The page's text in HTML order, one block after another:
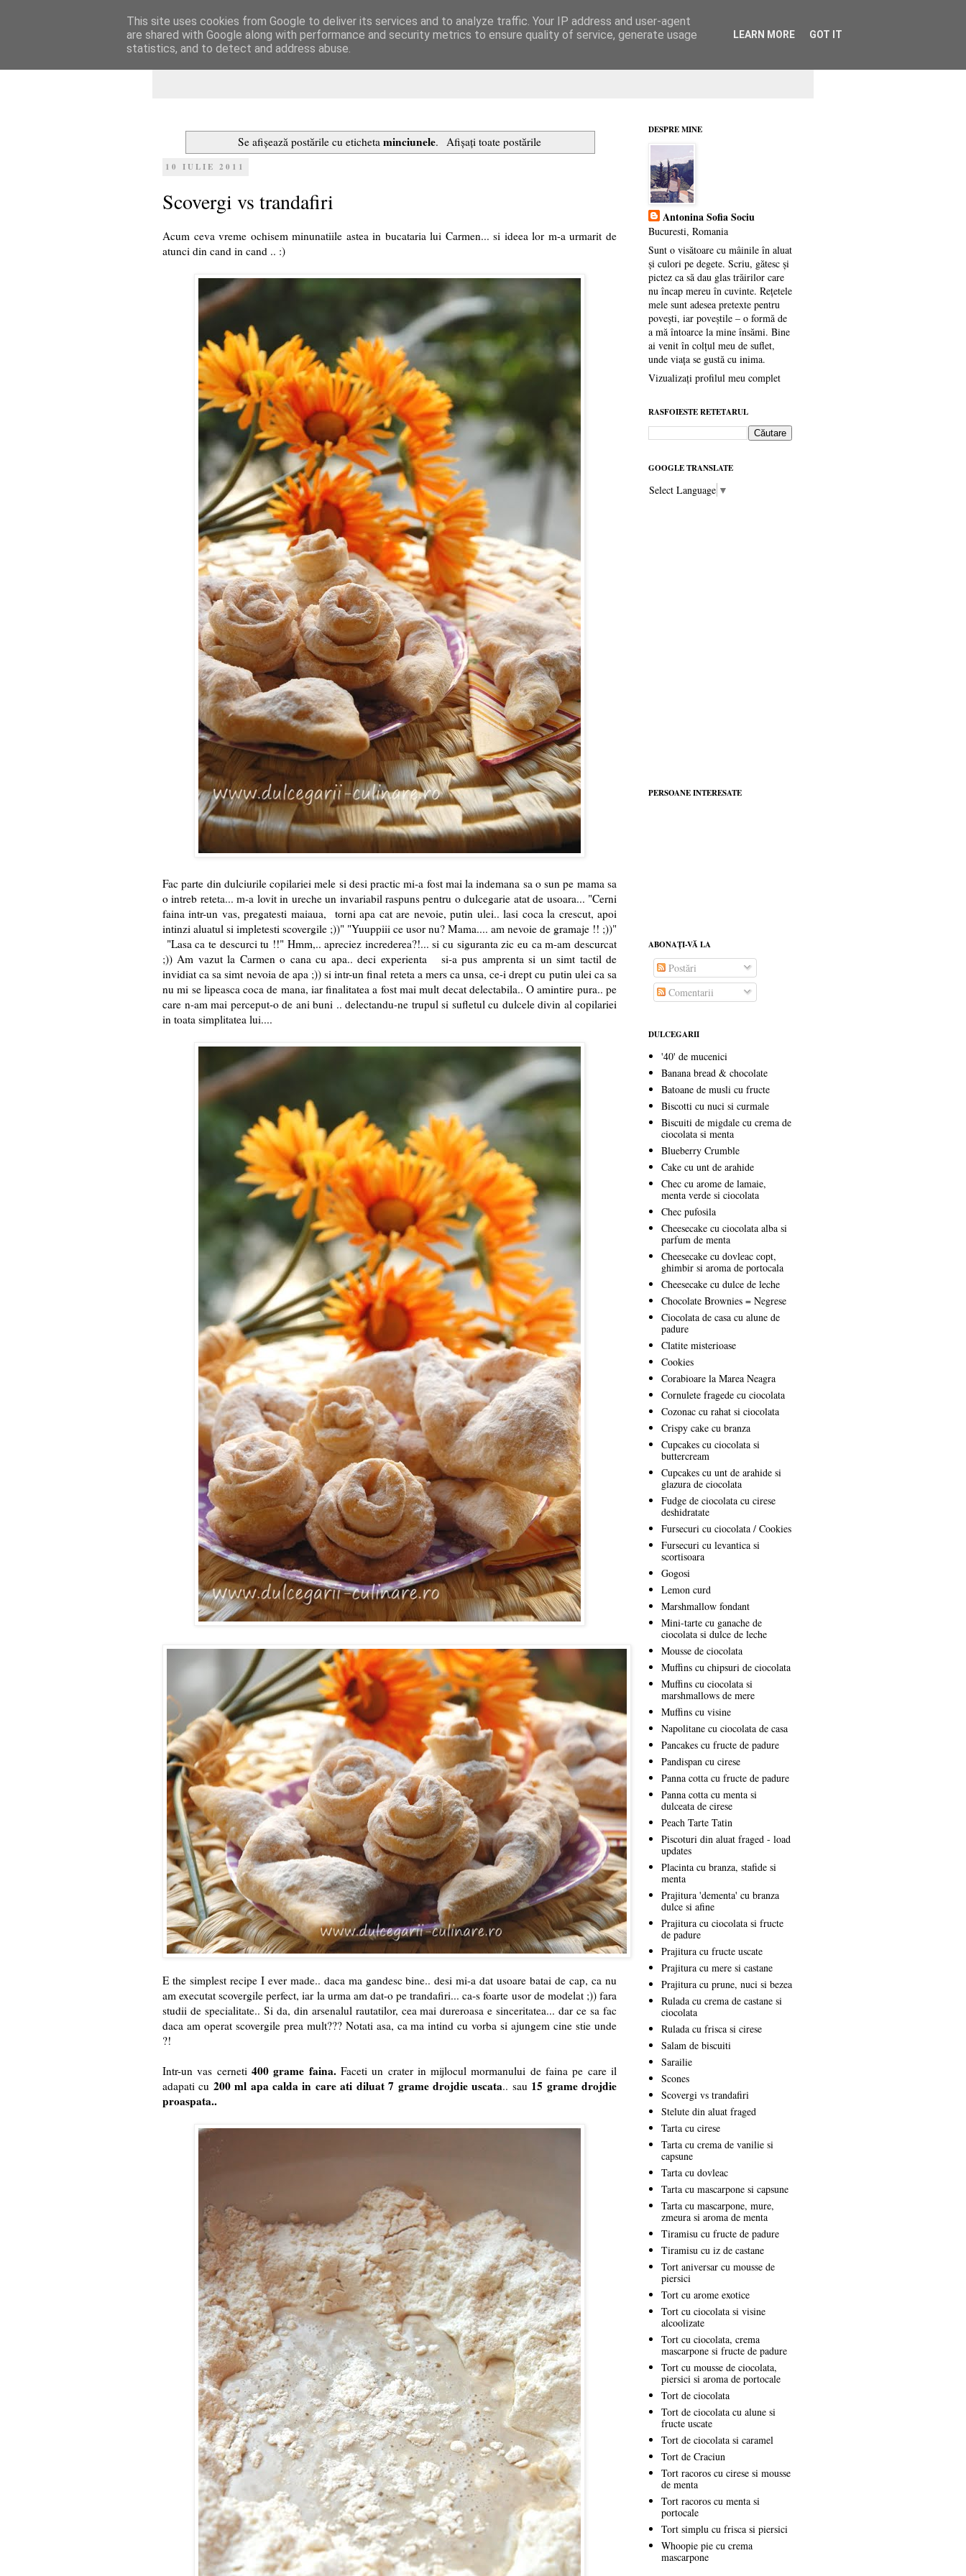
Dulcegarii culinare
Se afișează postările cu etichetaminciunele. Afișați toate postările
10 IULIE 2011
Scovergi vs trandafiri
Acum ceva vreme ochisem minunatiile astea in bucataria lui Carmen... si ideea lor m-a urmarit de
atunci din cand in cand .. :)
Fac parte din dulciurile copilariei mele si desi practic mi-a fost mai la indemana sa o sun pe mama sa
o intreb reteta... m-a lovit in ureche un invariabil raspuns pentru o dulcegarie atat de usoara... "Cerni
faina intr-un vas, pregatesti maiaua, torni apa cat are nevoie, putin ulei.. lasi coca la crescut, apoi
intinzi aluatul si impletesti scovergile ;))" "Yuuppiii ce usor nu? Mama.... am nevoie de gramaje !! ;))"
"Lasa ca te descurci tu !!" Hmm,.. apreciez increderea?!... si cu siguranta zic eu ca m-am descurcat
;)) Am vazut la Carmen o cana cu apa.. deci experienta si-a pus amprenta si un simt tactil de
invidiat ca sa simt nevoia de apa ;)) si intr-un final reteta a mers ca unsa, ce-i drept cu putin ulei ca sa
nu mi se lipeasca coca de mana, iar finalitatea a fost mai mult decat delectabila.. O amintire pura.. pe
care n-am mai perceput-o de ani buni .. delectandu-ne trupul si sufletul cu dulcele divin al copilariei
in toata simplitatea lui....
E the simplest recipe I ever made.. daca ma gandesc bine.. desi mi-a dat usoare batai de cap, ca nu
am executat scovergile perfect, iar la urma am dat-o pe trandafiri... ca-s foarte usor de modelat ;)) fara
studii de specialitate.. Si da, din arsenalul rautatilor, cea mai dureroasa e sinceritatea... dar ce sa fac
daca am operat scovergile prea mult??? Notati asa, ca ma intind cu vorba si ajungem cine stie unde
?!
Intr-un vas cerneti 400 grame faina. Faceti un crater in mijlocul mormanului de faina pe care il
adapati cu 200 ml apa calda in care ati diluat 7 grame drojdie uscata.. sau 15 grame drojdie
proaspata..
DESPRE MINE
Antonina Sofia Sociu
Bucuresti, Romania
Sunt o visătoare cu mâinile în aluat
și culori pe degete. Scriu, gătesc și
pictez ca să dau glas trăirilor care
nu încap mereu în cuvinte. Rețetele
mele sunt adesea pretexte pentru
povești, iar poveștile – o formă de
a mă întoarce la mine însămi. Bine
ai venit în colțul meu de suflet,
unde viața se gustă cu inima.
Vizualizați profilul meu complet
RASFOIESTE RETETARUL
GOOGLE TRANSLATE
Select Language ▼
PERSOANE INTERESATE
ABONAŢI-VĂ LA
Postări
Comentarii
DULCEGARII
'40' de mucenici
Banana bread & chocolate
Batoane de musli cu fructe
Biscotti cu nuci si curmale
Biscuiti de migdale cu crema de
ciocolata si menta
Blueberry Crumble
Cake cu unt de arahide
Chec cu arome de lamaie,
menta verde si ciocolata
Chec pufosila
Cheesecake cu ciocolata alba si
parfum de menta
Cheesecake cu dovleac copt,
ghimbir si aroma de portocala
Cheesecake cu dulce de leche
Chocolate Brownies = Negrese
Ciocolata de casa cu alune de
padure
Clatite misterioase
Cookies
Corabioare la Marea Neagra
Cornulete fragede cu ciocolata
Cozonac cu rahat si ciocolata
Crispy cake cu branza
Cupcakes cu ciocolata si
buttercream
Cupcakes cu unt de arahide si
glazura de ciocolata
Fudge de ciocolata cu cirese
deshidratate
Fursecuri cu ciocolata / Cookies
Fursecuri cu levantica si
scortisoara
Gogosi
Lemon curd
Marshmallow fondant
Mini-tarte cu ganache de
ciocolata si dulce de leche
Mousse de ciocolata
Muffins cu chipsuri de ciocolata
Muffins cu ciocolata si
marshmallows de mere
Muffins cu visine
Napolitane cu ciocolata de casa
Pancakes cu fructe de padure
Pandispan cu cirese
Panna cotta cu fructe de padure
Panna cotta cu menta si
dulceata de cirese
Peach Tarte Tatin
Piscoturi din aluat fraged - load
updates
Placinta cu branza, stafide si
menta
Prajitura 'dementa' cu branza
dulce si afine
Prajitura cu ciocolata si fructe
de padure
Prajitura cu fructe uscate
Prajitura cu mere si castane
Prajitura cu prune, nuci si bezea
Rulada cu crema de castane si
ciocolata
Rulada cu frisca si cirese
Salam de biscuiti
Sarailie
Scones
Scovergi vs trandafiri
Stelute din aluat fraged
Tarta cu cirese
Tarta cu crema de vanilie si
capsune
Tarta cu dovleac
Tarta cu mascarpone si capsune
Tarta cu mascarpone, mure,
zmeura si aroma de menta
Tiramisu cu fructe de padure
Tiramisu cu iz de castane
Tort aniversar cu mousse de
piersici
Tort cu arome exotice
Tort cu ciocolata si visine
alcoolizate
Tort cu ciocolata, crema
mascarpone si fructe de padure
Tort cu mousse de ciocolata,
piersici si aroma de portocale
Tort de ciocolata
Tort de ciocolata cu alune si
fructe uscate
Tort de ciocolata si caramel
Tort de Craciun
Tort racoros cu cirese si mousse
de menta
Tort racoros cu menta si
portocale
Tort simplu cu frisca si piersici
Whoopie pie cu crema
mascarpone
This site uses cookies from Google to deliver its services and to analyze traffic. Your IP address and user-agent
are shared with Google along with performance and security metrics to ensure quality of service, generate usage
statistics, and to detect and address abuse.
LEARN MORE GOT IT